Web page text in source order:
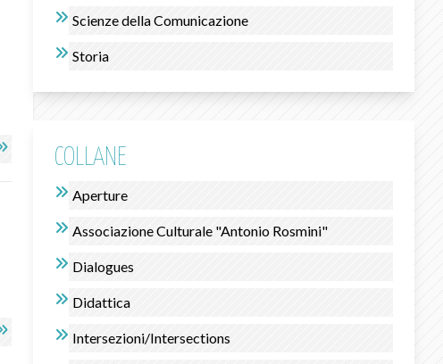
Scienze della Comunicazione
Storia
COLLANE
Aperture
Associazione Culturale "Antonio Rosmini"
Dialogues
Didattica
Intersezioni/Intersections